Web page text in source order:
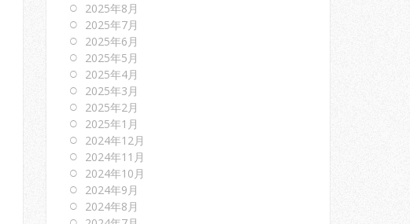
2025年8月
2025年7月
2025年6月
2025年5月
2025年4月
2025年3月
2025年2月
2025年1月
2024年12月
2024年11月
2024年10月
2024年9月
2024年8月